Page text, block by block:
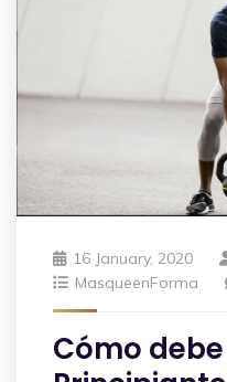
16 January, 2020
MasqueenForma
Cómo